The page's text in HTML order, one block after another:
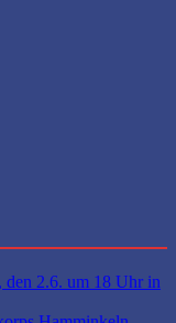
den 2.6. um 18 Uhr in